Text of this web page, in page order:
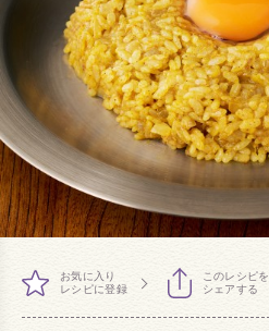
お気に入り
レシピに登録
このレシピを
シェアする